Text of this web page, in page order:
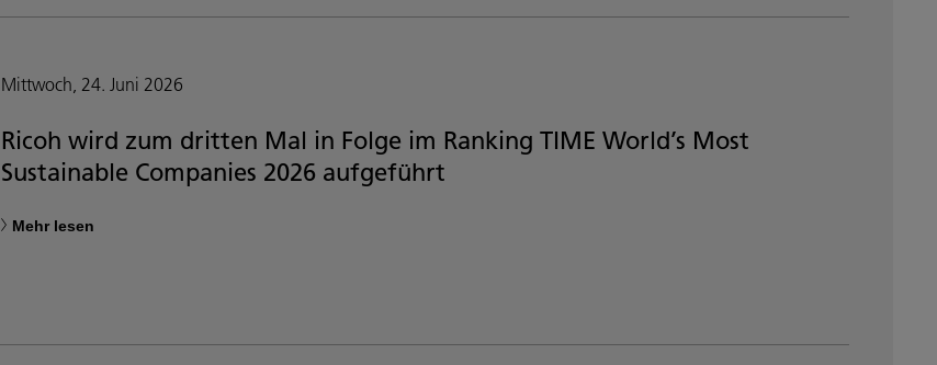
Mittwoch, 24. Juni 2026
Ricoh wird zum dritten Mal in Folge im Ranking TIME World’s Most
Sustainable Companies 2026 aufgeführt
Mehr lesen